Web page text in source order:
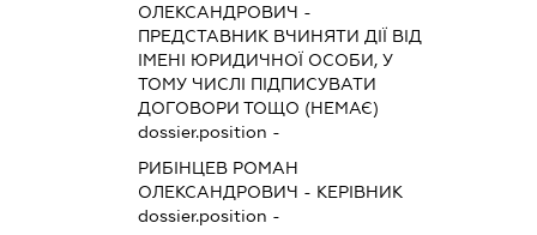
ОЛЕКСАНДРОВИЧ -
ПРЕДСТАВНИК ВЧИНЯТИ ДІЇ ВІД
ІМЕНІ ЮРИДИЧНОЇ ОСОБИ, У
ТОМУ ЧИСЛІ ПІДПИСУВАТИ
ДОГОВОРИ ТОЩО (НЕМАЄ)
dossier.position -
РИБІНЦЕВ РОМАН
ОЛЕКСАНДРОВИЧ - КЕРІВНИК
dossier.position -